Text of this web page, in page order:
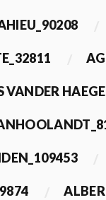
VANDER